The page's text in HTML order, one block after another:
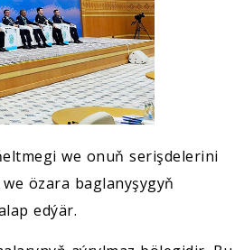
we onuň serişdelerini
özara baglanyşygyň
edýär.